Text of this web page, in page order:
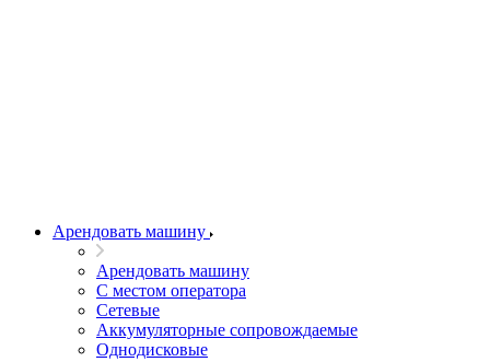
Арендовать машину
Арендовать машину
С местом оператора
Сетевые
Аккумуляторные сопровождаемые
Однодисковые